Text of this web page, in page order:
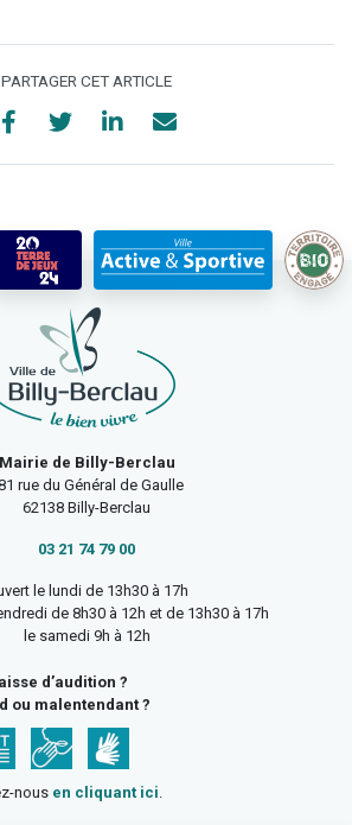
PARTAGER CET ARTICLE
Mairie de Billy-Berclau
rue du Général de Gaulle
62138 Billy-Berclau
03 21 74 79 00
le lundi de 13h30 à 17h
de 8h30 à 12h et de 13h30 à 17h
le samedi 9h à 12h
d’audition ?
ou malentendant ?
nous en cliquant ici.